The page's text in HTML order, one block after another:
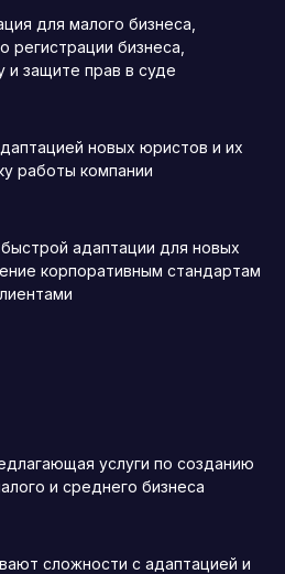
для малого бизнеса,
регистрации бизнеса,
и защите прав в суде
новых юристов и их
работы компании
адаптации для новых
корпоративным стандартам
услуги по созданию
и среднего бизнеса
сложности с адаптацией и